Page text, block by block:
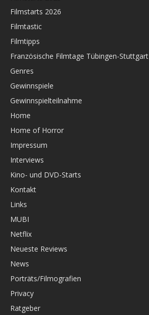
Filmstarts 2026
Filmtastic
Filmtipps
Französische Filmtage Tübingen-Stuttgart
Genres
Gewinnspiele
Gewinnspielteilnahme
Home
Home of Horror
Impressum
Interviews
Kino- und DVD-Starts
Kontakt
Links
MUBI
Netflix
Neueste Reviews
News
Porträts/Filmografien
Privacy
Ratgeber